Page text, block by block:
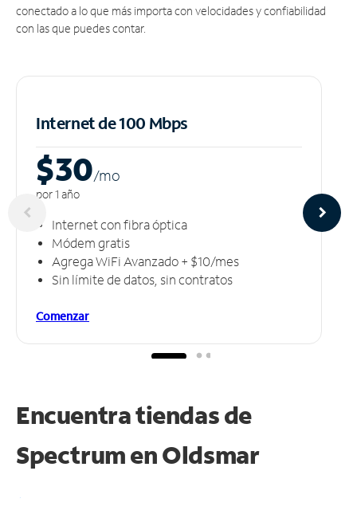
conectado a lo que más importa con velocidades y confiabilidad
con las que puedes contar.
Internet de 100 Mbps
$30/mo
por 1 año
Internet con fibra óptica
Módem gratis
Agrega WiFi Avanzado + $10/mes
Sin límite de datos, sin contratos
Comenzar
Encuentra tiendas de
Spectrum enOldsmar